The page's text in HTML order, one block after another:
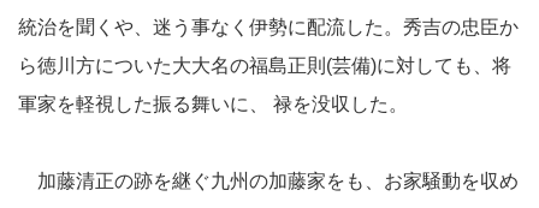
統治を聞くや、迷う事なく伊勢に配流した。秀吉の忠臣か
ら徳川方についた大大名の福島正則(芸備)に対しても、将
軍家を軽視した振る舞いに、 禄を没収した。
加藤清正の跡を継ぐ九州の加藤家をも、お家騒動を収め